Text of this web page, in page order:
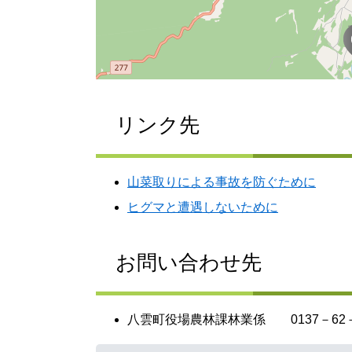
リンク先
山菜取りによる事故を防ぐために
ヒグマと遭遇しないために
お問い合わせ先
八雲町役場農林課林業係 0137－62